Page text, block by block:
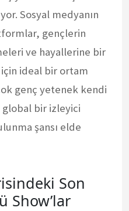
Sosyal medyanın
gençlerin
ve hayallerine bir
için ideal bir ortam
genç yetenek kendi
global bir izleyici
şansı elde
Son
Show’lar